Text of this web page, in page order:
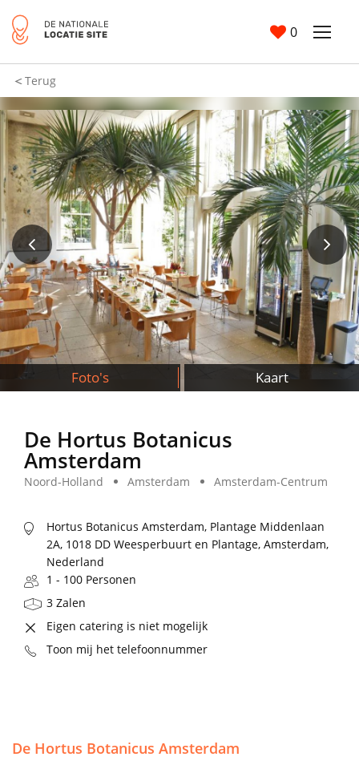
0
Terug
Foto's Kaart
De Hortus Botanicus
Amsterdam
Noord-Holland Amsterdam Amsterdam-Centrum
Hortus Botanicus Amsterdam, Plantage Middenlaan
2A, 1018 DD Weesperbuurt en Plantage, Amsterdam,
Nederland
1 - 100 Personen
3 Zalen
Eigen catering is niet mogelijk
Toon mij het telefoonnummer
De Hortus Botanicus Amsterdam